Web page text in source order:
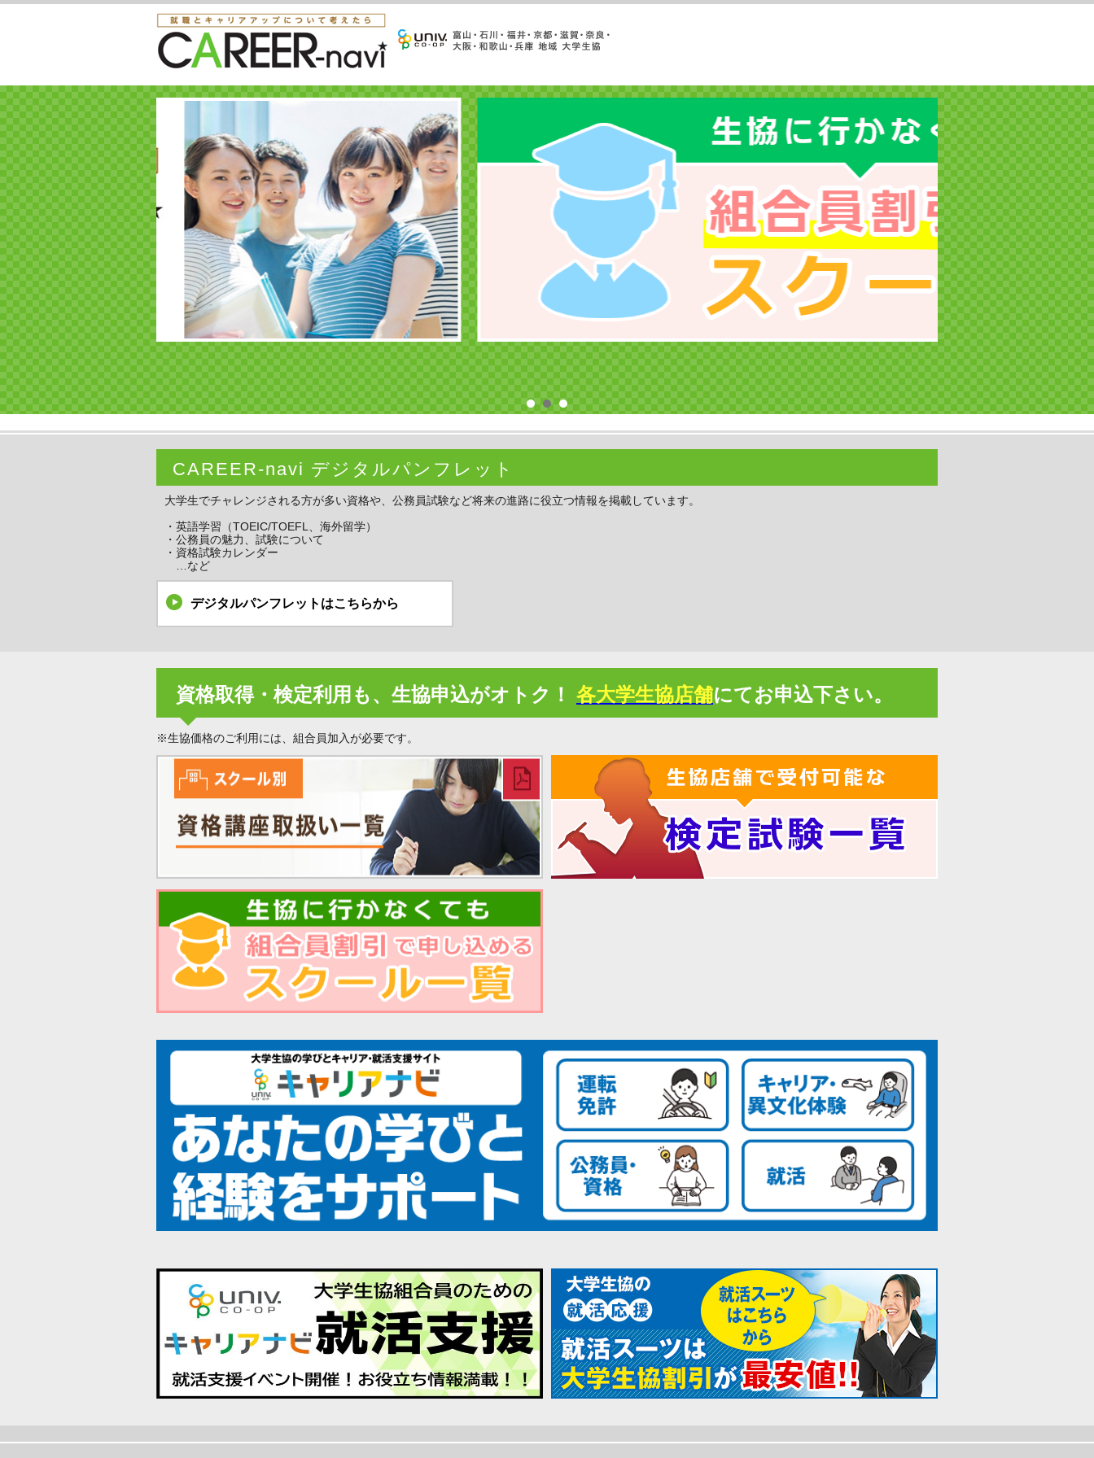
CAREER-navi デジタルパンフレット
大学生でチャレンジされる方が多い資格や、公務員試験など将来の進路に役立つ情報を掲載しています。
・英語学習（TOEIC/TOEFL、海外留学）
・公務員の魅力、試験について
・資格試験カレンダー
…など
デジタルパンフレットはこちらから
資格取得・検定利用も、 生協申込がオトク！ 各大学生協店舗にてお申込下さい。
※生協価格のご利用には、組合員加入が必要です。